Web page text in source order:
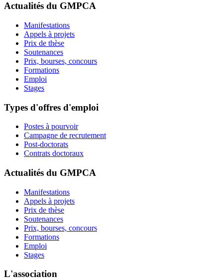
Actualités du GMPCA
Manifestations
Appels à projets
Prix de thèse
Soutenances
Prix, bourses, concours
Formations
Emploi
Stages
Types d'offres d'emploi
Postes à pourvoir
Campagne de recrutement
Post-doctorats
Contrats doctoraux
Actualités du GMPCA
Manifestations
Appels à projets
Prix de thèse
Soutenances
Prix, bourses, concours
Formations
Emploi
Stages
L'association